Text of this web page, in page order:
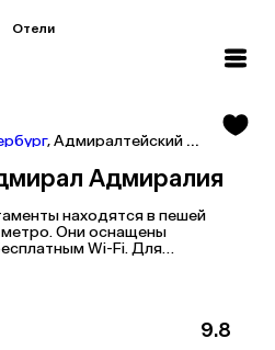
Отели
,Адмиралтейский район ,
Адмиралия
находятся в пешей
метро. Они оснащены
Wi-Fi. Для
9.8